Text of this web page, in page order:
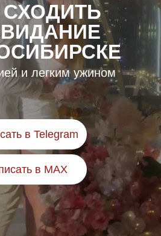
СХОДИТЬ
и легким ужином
в Telegram
в MAX